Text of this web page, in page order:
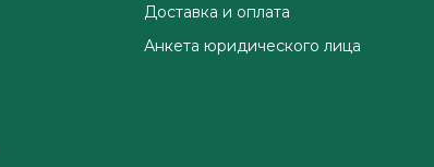
Доставка и оплата
Анкета юридического лица